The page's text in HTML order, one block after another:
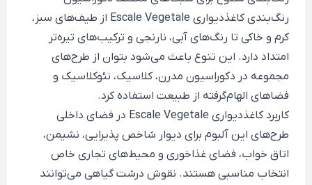
رنگ‌بندی کاغذدیواری Escale Vegetale از طیف‌های سبز،
کرم و خاکی تا رنگ‌های آبی، نارنجی و ترکیب‌های تیره‌تر
امتداد دارد. این تنوع باعث می‌شود بتوان از طرح‌های
مجموعه در دکوراسیون مدرن، کلاسیک، نئوکلاسیک و
فضاهای الهام‌گرفته از طبیعت استفاده کرد.
کاربرد کاغذدیواری Escale Vegetale در فضای داخلی
طرح‌های این آلبوم برای دیوار شاخص پذیرایی، نشیمن،
اتاق خواب، فضای غذاخوری و محیط‌های تجاری خاص
انتخاب مناسبی هستند. نقوش درشت گیاهی می‌توانند